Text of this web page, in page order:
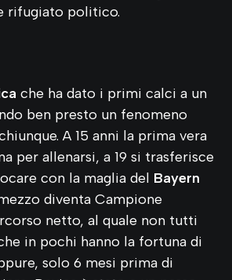
rifugiato politico.
che ha dato i primi calci a un
ben presto un fenomeno
A 15 anni la prima vera
per allenarsi, a 19 si trasferisce
con la maglia del Bayern
diventa Campione
netto, al quale non tutti
in pochi hanno la fortuna di
solo 6 mesi prima di